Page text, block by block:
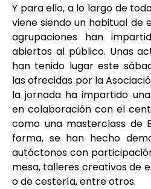
Y para ello, a lo largo de
viene siendo un habitual de
agrupaciones han
abiertos al público. Unas
han tenido lugar este
las ofrecidas por la
la jornada ha impartido
en colaboración con el
como una masterclass de
forma, se han hecho
autóctonos con
mesa, talleres creativos de
o de cestería, entre otros.